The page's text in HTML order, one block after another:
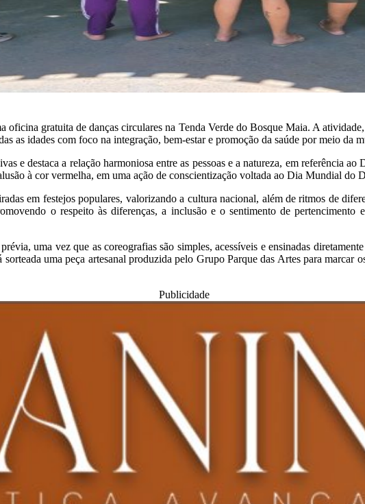
gratuita de danças circulares na Tenda Verde do Bosque Maia. A
as idades com foco na integração, bem-estar e promoção da saúde por meio da
e destaca a relação harmoniosa entre as pessoas e a natureza, em referência
à cor vermelha, em uma ação de conscientização voltada ao Dia Mundial do
em festejos populares, valorizando a cultura nacional, além de ritmos de
o respeito às diferenças, a inclusão e o sentimento de pertencimento
uma vez que as coreografias são simples, acessíveis e ensinadas
uma peça artesanal produzida pelo Grupo Parque das Artes para
Publicidade